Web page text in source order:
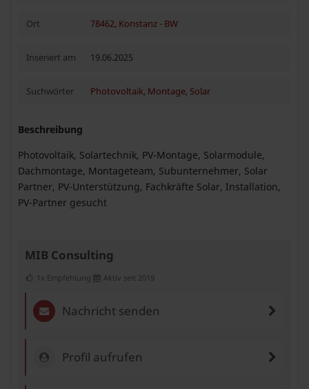
Ort 78462, Konstanz - BW
Inseriert am 19.06.2025
Suchwörter Photovoltaik, Montage, Solar
Beschreibung
Photovoltaik, Solartechnik, PV-Montage, Solarmodule,
Dachmontage, Montageteam, Subunternehmer, Solar
Partner, PV-Unterstützung, Fachkräfte Solar, Installation,
PV-Partner gesucht
MIB Consulting
1x Empfehlung Aktiv seit 2019
Nachricht senden
Profil aufrufen